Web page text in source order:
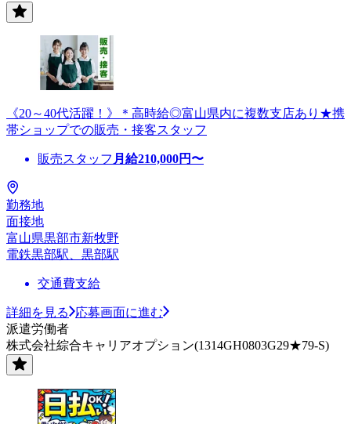
《20～40代活躍！》＊高時給◎富山県内に複数支店あり★携
帯ショップでの販売・接客スタッフ
販売スタッフ 月給210,000円〜
勤務地
面接地
富山県黒部市新牧野
電鉄黒部駅、黒部駅
交通費支給
詳細を見る
応募画面に進む
派遣労働者
株式会社綜合キャリアオプション(1314GH0803G29★79-S)